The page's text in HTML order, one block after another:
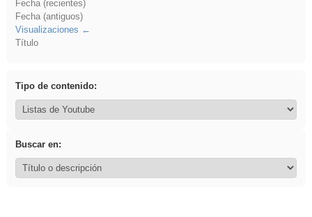
Fecha (recientes)
Fecha (antiguos)
Visualizaciones
Título
Tipo de contenido:
Buscar en: